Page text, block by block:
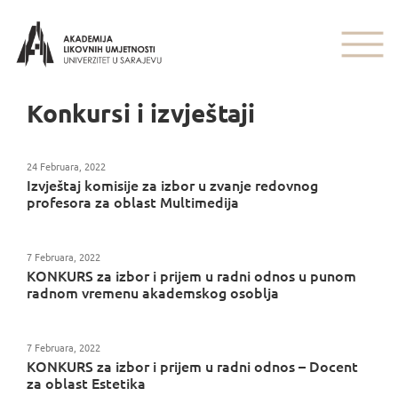
Konkursi i izvještaji
Izvještaj komisije za izbor u zvanje redovnog
profesora za oblast Multimedija
24 Februara, 2022
KONKURS za izbor i prijem u radni odnos u punom
radnom vremenu akademskog osoblja
7 Februara, 2022
KONKURS za izbor i prijem u radni odnos – Docent
za oblast Estetika
7 Februara, 2022